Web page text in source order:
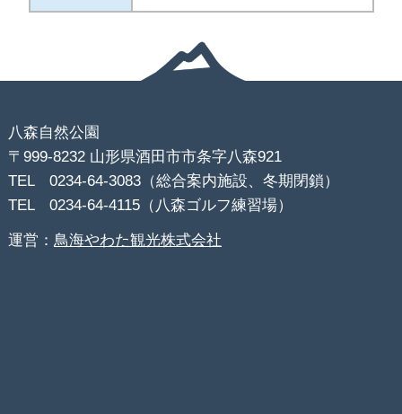
八森自然公園
〒999-8232 山形県酒田市市条字八森921
TEL 0234-64-3083（総合案内施設、冬期閉鎖）
TEL 0234-64-4115（八森ゴルフ練習場）
運営： 鳥海やわた観光株式会社